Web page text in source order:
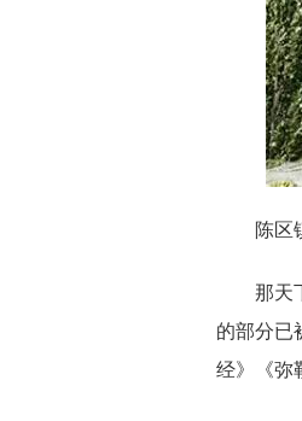
陈区镇
那天下
的部分已
经》《弥